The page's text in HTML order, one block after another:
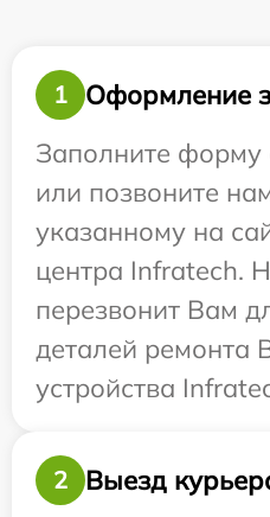
1
Оформление
Заполните форму
или позвоните
указанному на
центра Infratech.
перезвонит Вам
деталей ремонта
устройства
2
Выезд